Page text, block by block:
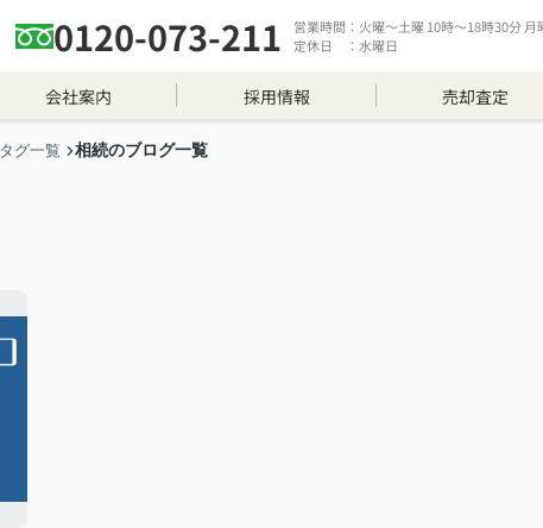
0120-073-211
営業時間：火曜～土曜 10時～18時30分
定休日 ：水曜日
会社案内 採用情報 売却査定
タグ一覧 相続のブログ一覧